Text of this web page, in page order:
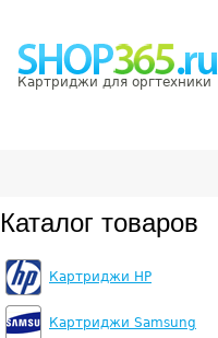
Картриджи для оргтехники
Каталог товаров
Картриджи HP
Картриджи Samsung